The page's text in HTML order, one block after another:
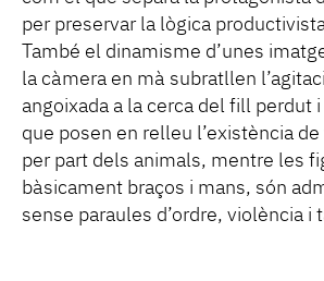
per preservar la lògica
També el dinamisme d’unes
la càmera en mà subratllen
angoixada a la cerca del fill perdut
que posen en relleu l’existència
per part dels animals, mentre les
bàsicament braços i mans, són
sense paraules d’ordre, violència i